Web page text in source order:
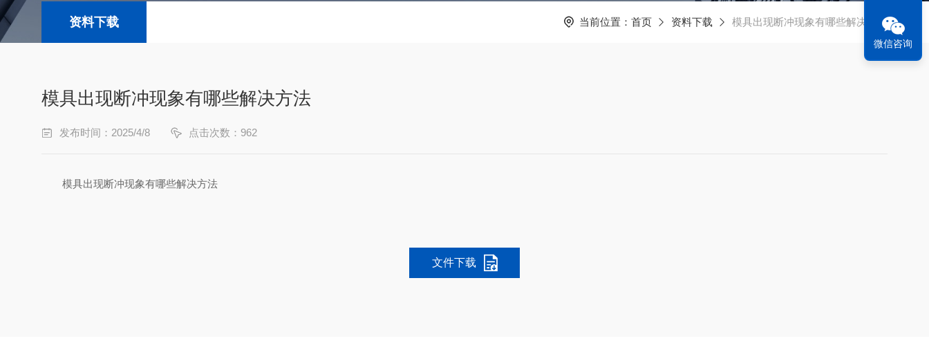
资料下载 当前位置： 首页 资料下载 模具出现断冲现象有哪些解决方法
模具出现断冲现象有哪些解决方法
发布时间：2025/4/8 点击次数：962
模具出现断冲现象有哪些解决方法
文件下载
微信咨询